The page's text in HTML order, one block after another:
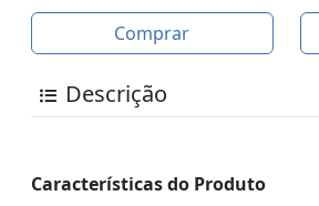
Comprar
Descrição
Características do Produto